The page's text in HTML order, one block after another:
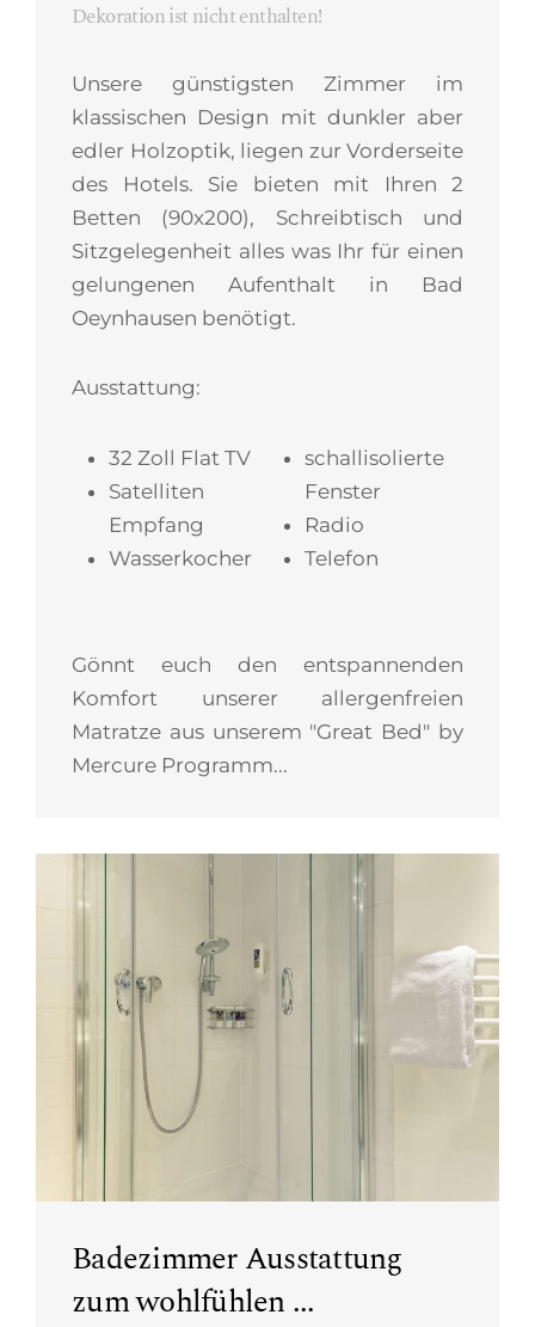
Dekoration ist nicht enthalten!
Unsere günstigsten Zimmer im
klassischen Design mit dunkler aber
edler Holzoptik, liegen zur Vorderseite
des Hotels. Sie bieten mit Ihren 2
Betten (90x200), Schreibtisch und
Sitzgelegenheit alles was Ihr für einen
gelungenen Aufenthalt in Bad
Oeynhausen benötigt.
Ausstattung:
32 Zoll Flat TV
Satelliten
Empfang
Wasserkocher
schallisolierte
Fenster
Radio
Telefon
Gönnt euch den entspannenden
Komfort unserer allergenfreien
Matratze aus unserem "Great Bed" by
Mercure Programm...
Badezimmer Ausstattung
zum wohlfühlen ...